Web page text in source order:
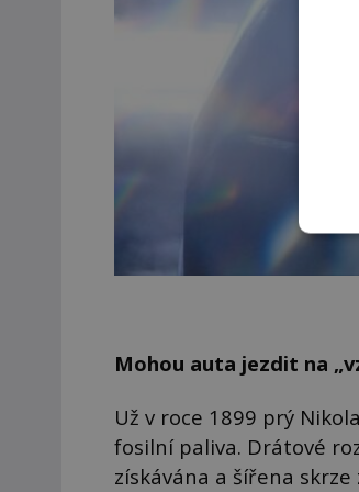
Mohou auta jezdit na
Už v roce 1899 prý
fosilní paliva. Drátové
získávána a šířena